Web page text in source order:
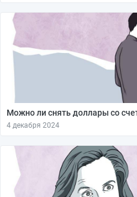
Можно ли снять доллары со
4 декабря 2024